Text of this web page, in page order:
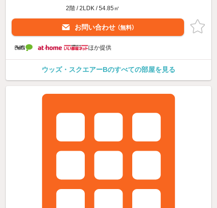
2階 / 2LDK / 54.85㎡
お問い合わせ （無料）
ほか提供
ウッズ・スクエアーBのすべての部屋を見る